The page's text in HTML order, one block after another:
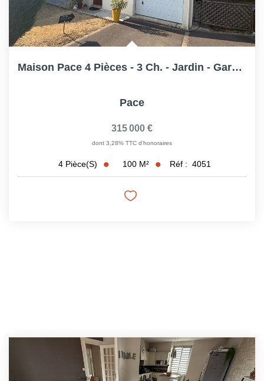
Maison Pace 4 Pièces - 3 Ch. - Jardin - Garage- Terrain...
Pace
315 000 €
dont 3,28% TTC d'honoraires
4 Pièce(s) 100 M² Réf : 4051